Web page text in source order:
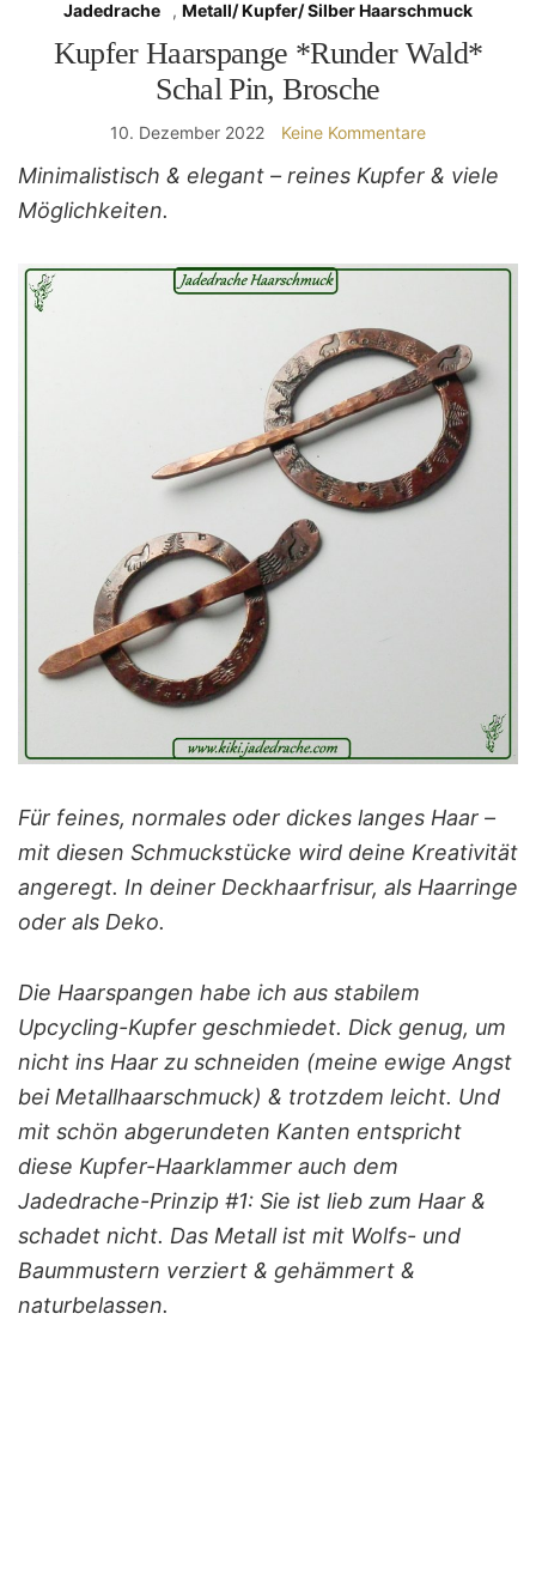
Jadedrache , Metall/ Kupfer/ Silber Haarschmuck
Kupfer Haarspange *Runder Wald*
Schal Pin, Brosche
10. Dezember 2022 Keine Kommentare
Minimalistisch & elegant – reines Kupfer & viele
Möglichkeiten.
Für feines, normales oder dickes langes Haar –
mit diesen Schmuckstücke wird deine Kreativität
angeregt. In deiner Deckhaarfrisur, als Haarringe
oder als Deko.
Die Haarspangen habe ich aus stabilem
Upcycling-Kupfer geschmiedet. Dick genug, um
nicht ins Haar zu schneiden (meine ewige Angst
bei Metallhaarschmuck) & trotzdem leicht. Und
mit schön abgerundeten Kanten entspricht
diese Kupfer-Haarklammer auch dem
Jadedrache-Prinzip #1: Sie ist lieb zum Haar &
schadet nicht. Das Metall ist mit Wolfs- und
Baummustern verziert & gehämmert &
naturbelassen.